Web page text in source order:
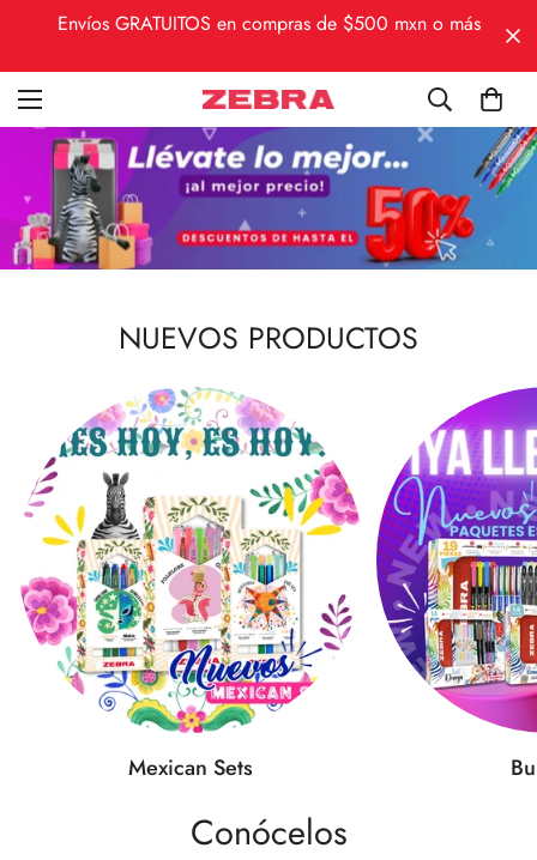
Envíos GRATUITOS en compras de $500 mxn o más
NUEVOS PRODUCTOS
Mexican Sets
Conócelos